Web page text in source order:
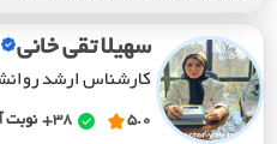
سهیلا تقی خانی
کارشناس ارشد
5.0
38+ نوبت